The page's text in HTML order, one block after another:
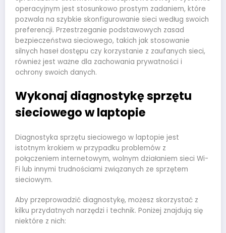
operacyjnym jest stosunkowo prostym zadaniem, które
pozwala na szybkie skonfigurowanie sieci według swoich
preferencji. Przestrzeganie podstawowych zasad
bezpieczeństwa sieciowego, takich jak stosowanie
silnych haseł dostępu czy korzystanie z zaufanych sieci,
również jest ważne dla zachowania prywatności i
ochrony swoich danych.
Wykonaj diagnostykę sprzętu
sieciowego w laptopie
Diagnostyka sprzętu sieciowego w laptopie jest
istotnym krokiem w przypadku problemów z
połączeniem internetowym, wolnym działaniem sieci Wi-
Fi lub innymi trudnościami związanych ze sprzętem
sieciowym.
Aby przeprowadzić diagnostykę, możesz skorzystać z
kilku przydatnych narzędzi i technik. Poniżej znajdują się
niektóre z nich: